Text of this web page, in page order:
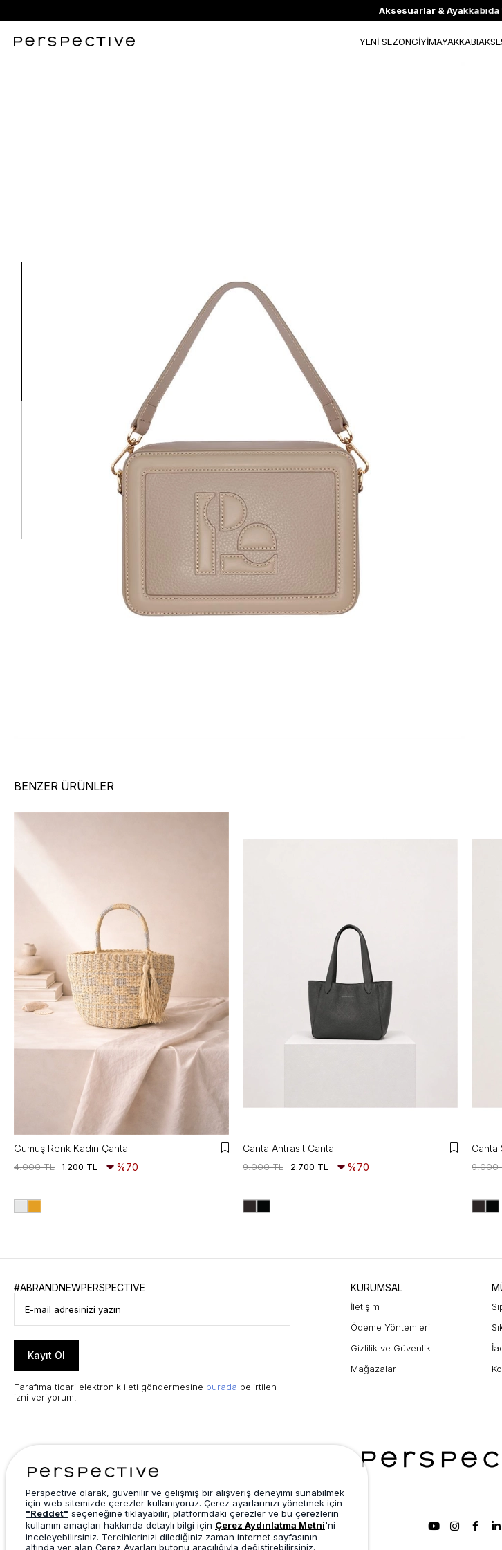
Aksesuarlar & Ayakkabıda
YENİ SEZONGİYİMAYAKKABI
BENZER ÜRÜNLER
Gümüş Renk Kadın Çanta
1.200 TL
4.000 TL %70
Canta Antrasit Canta
2.700 TL
9.000 TL %70
Canta
9.000
#ABRANDNEWPERSPECTIVE
Kayıt Ol
Tarafıma ticari elektronik ileti göndermesine burada belirtilen
izni veriyorum.
KURUMSAL
İletişim
Ödeme Yöntemleri
Gizlilik ve Güvenlik
Mağazalar
Perspective olarak, güvenilir ve gelişmiş bir alışveriş deneyimi sunabilmek
için web sitemizde çerezler kullanıyoruz. Çerez ayarlarınızı yönetmek için
"Reddet" seçeneğine tıklayabilir, platformdaki çerezler ve bu çerezlerin
kullanım amaçları hakkında detaylı bilgi için Çerez Aydınlatma Metni'ni
inceleyebilirsiniz. Tercihlerinizi dilediğiniz zaman internet sayfasının
altında yer alan Çerez Ayarları butonu aracılığıyla değiştirebilirsiniz.